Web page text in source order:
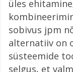
üles
sobivus jpm
alternatiiv on
süsteemide
selgus, et